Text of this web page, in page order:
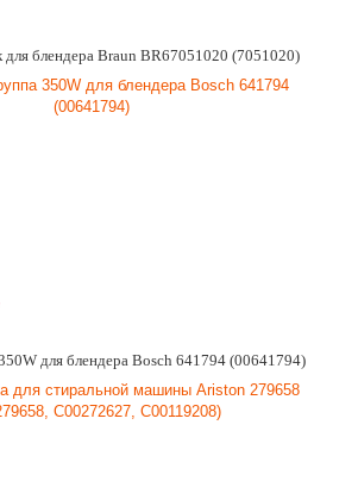
для блендера Braun BR67051020 (7051020)
для блендера Bosch 641794 (00641794)